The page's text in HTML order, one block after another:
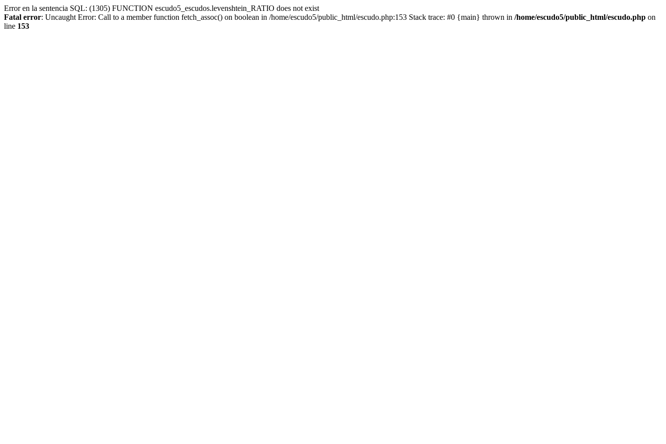
Error en la sentencia SQL: (1305) FUNCTION escudo5_escudos.levenshtein_RATIO does not exist
Fatal error: Uncaught Error: Call to a member function fetch_assoc() on boolean in /home/escudo5/public_html/escudo.php:153 Stack trace: #0 {main} thrown in /home/escudo5/public_html/escudo.php on
line 153